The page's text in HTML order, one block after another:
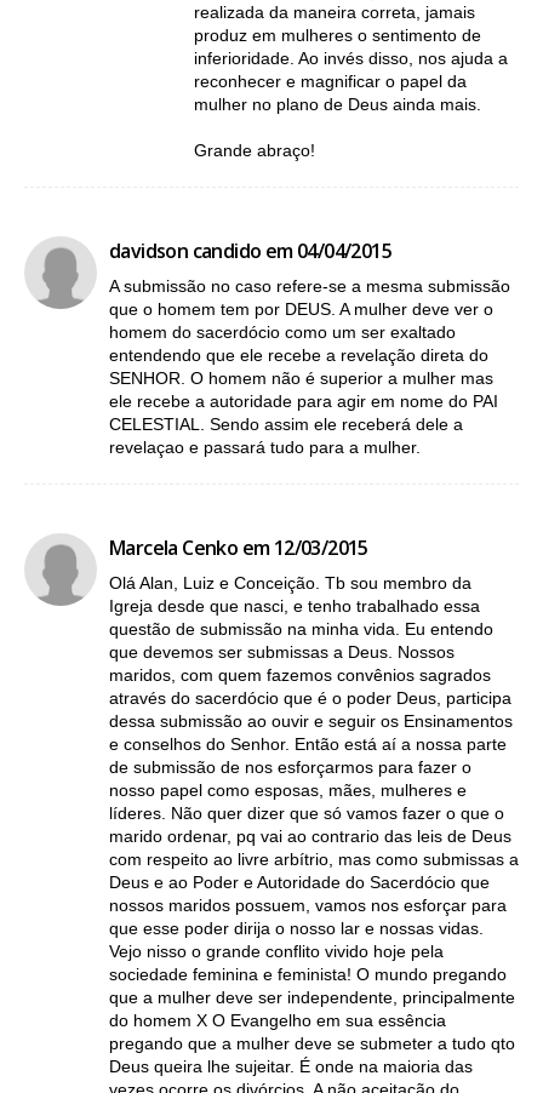
realizada da maneira correta, jamais
produz em mulheres o sentimento de
inferioridade. Ao invés disso, nos ajuda a
reconhecer e magnificar o papel da
mulher no plano de Deus ainda mais.
Grande abraço!
davidson candido em 04/04/2015
A submissão no caso refere-se a mesma submissão
que o homem tem por DEUS. A mulher deve ver o
homem do sacerdócio como um ser exaltado
entendendo que ele recebe a revelação direta do
SENHOR. O homem não é superior a mulher mas
ele recebe a autoridade para agir em nome do PAI
CELESTIAL. Sendo assim ele receberá dele a
revelaçao e passará tudo para a mulher.
Marcela Cenko em 12/03/2015
Olá Alan, Luiz e Conceição. Tb sou membro da
Igreja desde que nasci, e tenho trabalhado essa
questão de submissão na minha vida. Eu entendo
que devemos ser submissas a Deus. Nossos
maridos, com quem fazemos convênios sagrados
através do sacerdócio que é o poder Deus, participa
dessa submissão ao ouvir e seguir os Ensinamentos
e conselhos do Senhor. Então está aí a nossa parte
de submissão de nos esforçarmos para fazer o
nosso papel como esposas, mães, mulheres e
líderes. Não quer dizer que só vamos fazer o que o
marido ordenar, pq vai ao contrario das leis de Deus
com respeito ao livre arbítrio, mas como submissas a
Deus e ao Poder e Autoridade do Sacerdócio que
nossos maridos possuem, vamos nos esforçar para
que esse poder dirija o nosso lar e nossas vidas.
Vejo nisso o grande conflito vivido hoje pela
sociedade feminina e feminista! O mundo pregando
que a mulher deve ser independente, principalmente
do homem X O Evangelho em sua essência
pregando que a mulher deve se submeter a tudo qto
Deus queira lhe sujeitar. É onde na maioria das